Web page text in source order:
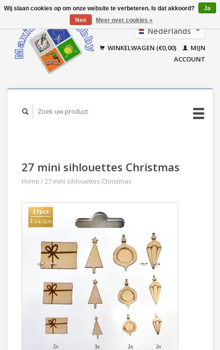
Nederlands
Français
WINKELWAGEN (€0,00)
MIJN
ACCOUNT
27 mini sihlouettes Christmas
Home /27 mini sihlouettes Christmas
Wij slaan cookies op om onze website te verbeteren. Is dat akkoord?
Ja
Nee
Meer over cookies »